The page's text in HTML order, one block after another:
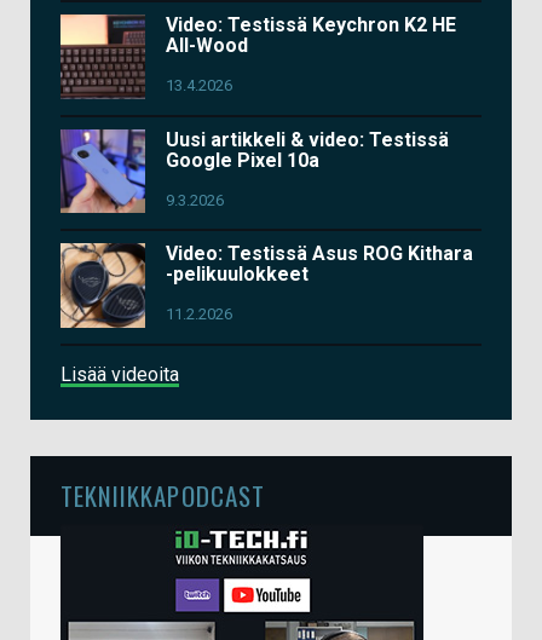
Video: Testissä Keychron K2 HE
All-Wood
13.4.2026
Uusi artikkeli & video: Testissä
Google Pixel 10a
9.3.2026
Video: Testissä Asus ROG Kithara
-pelikuulokkeet
11.2.2026
Lisää videoita
TEKNIIKKAPODCAST